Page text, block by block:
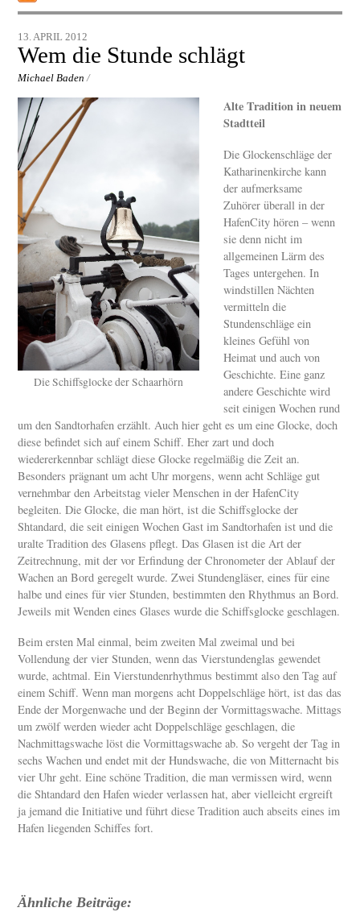
13. APRIL 2012
Wem die Stunde schlägt
Michael Baden /
Die Schiffsglocke der Schaarhörn
Alte Tradition in neuem
Stadtteil
Die Glockenschläge der
Katharinenkirche kann
der aufmerksame
Zuhörer überall in der
HafenCity hören – wenn
sie denn nicht im
allgemeinen Lärm des
Tages untergehen. In
windstillen Nächten
vermitteln die
Stundenschläge ein
kleines Gefühl von
Heimat und auch von
Geschichte. Eine ganz
andere Geschichte wird
seit einigen Wochen rund
um den Sandtorhafen erzählt. Auch hier geht es um eine Glocke, doch
diese befindet sich auf einem Schiff. Eher zart und doch
wiedererkennbar schlägt diese Glocke regelmäßig die Zeit an.
Besonders prägnant um acht Uhr morgens, wenn acht Schläge gut
vernehmbar den Arbeitstag vieler Menschen in der HafenCity
begleiten. Die Glocke, die man hört, ist die Schiffsglocke der
Shtandard, die seit einigen Wochen Gast im Sandtorhafen ist und die
uralte Tradition des Glasens pflegt. Das Glasen ist die Art der
Zeitrechnung, mit der vor Erfindung der Chronometer der Ablauf der
Wachen an Bord geregelt wurde. Zwei Stundengläser, eines für eine
halbe und eines für vier Stunden, bestimmten den Rhythmus an Bord.
Jeweils mit Wenden eines Glases wurde die Schiffsglocke geschlagen.
Beim ersten Mal einmal, beim zweiten Mal zweimal und bei
Vollendung der vier Stunden, wenn das Vierstundenglas gewendet
wurde, achtmal. Ein Vierstundenrhythmus bestimmt also den Tag auf
einem Schiff. Wenn man morgens acht Doppelschläge hört, ist das das
Ende der Morgenwache und der Beginn der Vormittagswache. Mittags
um zwölf werden wieder acht Doppelschläge geschlagen, die
Nachmittagswache löst die Vormittagswache ab. So vergeht der Tag in
sechs Wachen und endet mit der Hundswache, die von Mitternacht bis
vier Uhr geht. Eine schöne Tradition, die man vermissen wird, wenn
die Shtandard den Hafen wieder verlassen hat, aber vielleicht ergreift
ja jemand die Initiative und führt diese Tradition auch abseits eines im
Hafen liegenden Schiffes fort.
Ähnliche Beiträge: